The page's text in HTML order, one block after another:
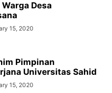
Desa
15, 2020
Pimpinan
Universitas Sahid
15, 2020